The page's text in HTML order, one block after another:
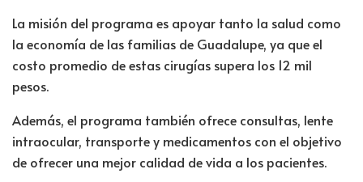
La misión del programa es apoyar tanto la salud como
la economía de las familias de Guadalupe, ya que el
costo promedio de estas cirugías supera los 12 mil
pesos.
Además, el programa también ofrece consultas, lente
intraocular, transporte y medicamentos con el objetivo
de ofrecer una mejor calidad de vida a los pacientes.